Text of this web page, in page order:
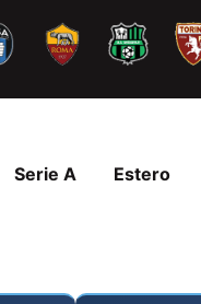
Serie A Estero